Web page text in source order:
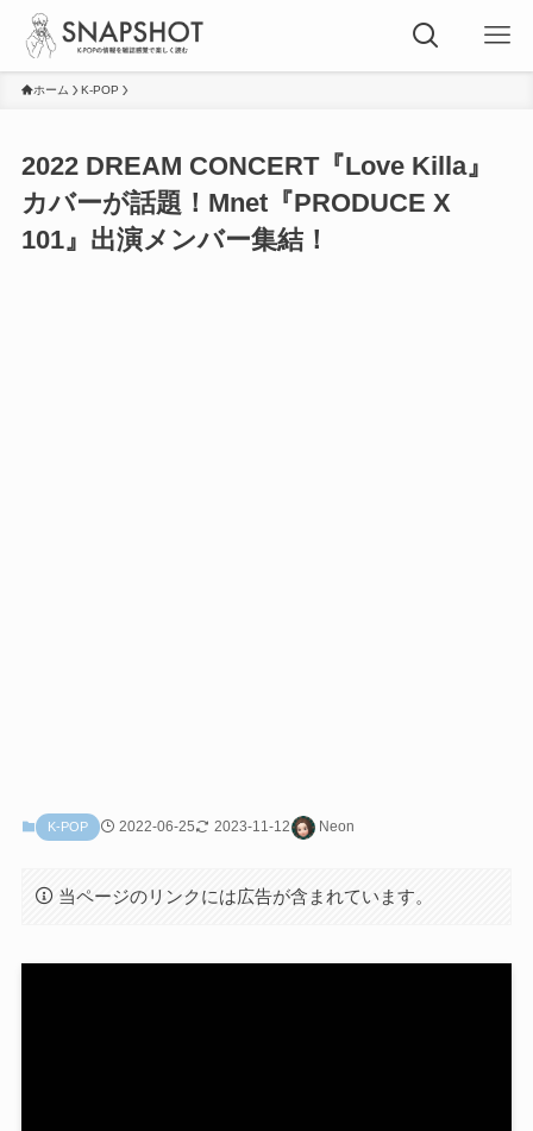
ホーム K-POP
2022 DREAM CONCERT『Love Killa』
カバーが話題！Mnet『PRODUCE X
101』出演メンバー集結！
K-POP 2022-06-25 2023-11-12 Neon
当ページのリンクには広告が含まれています。